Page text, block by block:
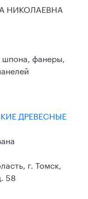
НИКОЛАЕВНА
шпона, фанеры,
ДРЕВЕСНЫЕ
г. Томск,
58